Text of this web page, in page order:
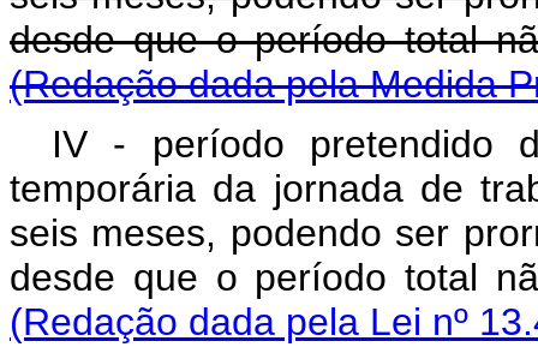
desde que o período total
(Redação dada pela Medida
IV - período pretendido
temporária da jornada de
seis meses, podendo ser
desde que o período total
(Redação dada pela Lei nº